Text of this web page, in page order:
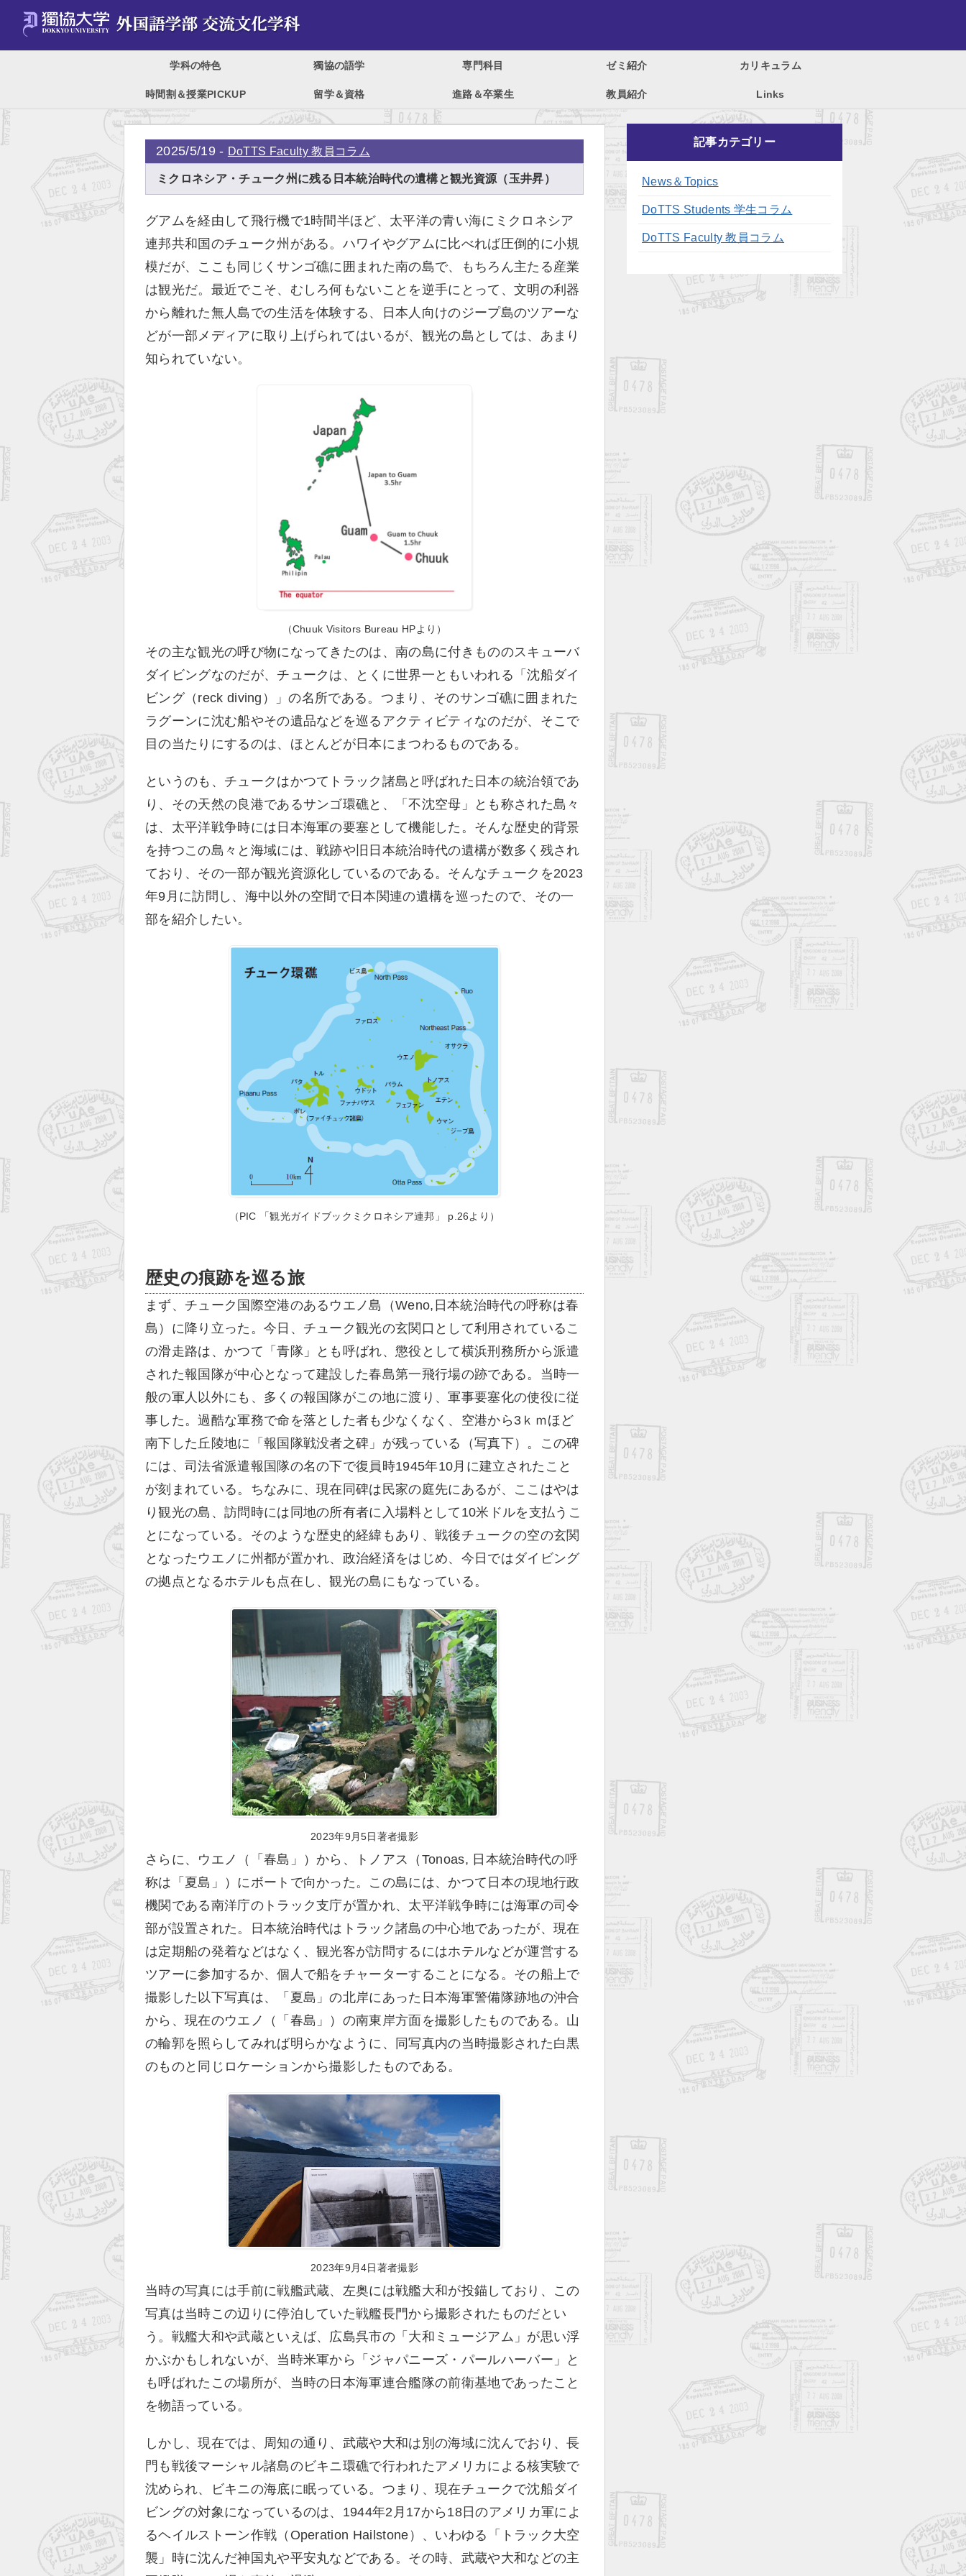
学科の特色 獨協の語学 専門科目 ゼミ紹介 カリキュラム
時間割＆授業PICKUP 留学＆資格 進路＆卒業生 教員紹介 Links
ホーム>DoTTS Faculty 教員コラム
2025/5/19 - DoTTS Faculty 教員コラム
ミクロネシア・チューク州に残る日本統治時代の遺構と観光資源（玉井昇）
グアムを経由して飛行機で1時間半ほど、太平洋の青い海にミクロネシア
連邦共和国のチューク州がある。ハワイやグアムに比べれば圧倒的に小規
模だが、ここも同じくサンゴ礁に囲まれた南の島で、もちろん主たる産業
は観光だ。最近でこそ、むしろ何もないことを逆手にとって、文明の利器
から離れた無人島での生活を体験する、日本人向けのジープ島のツアーな
どが一部メディアに取り上げられてはいるが、観光の島としては、あまり
知られていない。
（Chuuk Visitors Bureau HPより）
その主な観光の呼び物になってきたのは、南の島に付きもののスキューバ
ダイビングなのだが、チュークは、とくに世界一ともいわれる「沈船ダイ
ビング（reck diving）」の名所である。つまり、そのサンゴ礁に囲まれた
ラグーンに沈む船やその遺品などを巡るアクティビティなのだが、そこで
目の当たりにするのは、ほとんどが日本にまつわるものである。
というのも、チュークはかつてトラック諸島と呼ばれた日本の統治領であ
り、その天然の良港であるサンゴ環礁と、「不沈空母」とも称された島々
は、太平洋戦争時には日本海軍の要塞として機能した。そんな歴史的背景
を持つこの島々と海域には、戦跡や旧日本統治時代の遺構が数多く残され
ており、その一部が観光資源化しているのである。そんなチュークを2023
年9月に訪問し、海中以外の空間で日本関連の遺構を巡ったので、その一
部を紹介したい。
（PIC 「観光ガイドブックミクロネシア連邦」 p.26より）
歴史の痕跡を巡る旅
まず、チューク国際空港のあるウエノ島（Weno,日本統治時代の呼称は春
島）に降り立った。今日、チューク観光の玄関口として利用されているこ
の滑走路は、かつて「青隊」とも呼ばれ、懲役として横浜刑務所から派遣
された報国隊が中心となって建設した春島第一飛行場の跡である。当時一
般の軍人以外にも、多くの報国隊がこの地に渡り、軍事要塞化の使役に従
事した。過酷な軍務で命を落とした者も少なくなく、空港から3ｋｍほど
南下した丘陵地に「報国隊戦没者之碑」が残っている（写真下）。この碑
には、司法省派遣報国隊の名の下で復員時1945年10月に建立されたこと
が刻まれている。ちなみに、現在同碑は民家の庭先にあるが、ここはやは
り観光の島、訪問時には同地の所有者に入場料として10米ドルを支払うこ
とになっている。そのような歴史的経緯もあり、戦後チュークの空の玄関
となったウエノに州都が置かれ、政治経済をはじめ、今日ではダイビング
の拠点となるホテルも点在し、観光の島にもなっている。
2023年9月5日著者撮影
さらに、ウエノ（「春島」）から、トノアス（Tonoas, 日本統治時代の呼
称は「夏島」）にボートで向かった。この島には、かつて日本の現地行政
機関である南洋庁のトラック支庁が置かれ、太平洋戦争時には海軍の司令
部が設置された。日本統治時代はトラック諸島の中心地であったが、現在
は定期船の発着などはなく、観光客が訪問するにはホテルなどが運営する
ツアーに参加するか、個人で船をチャーターすることになる。その船上で
撮影した以下写真は、「夏島」の北岸にあった日本海軍警備隊跡地の沖合
から、現在のウエノ（「春島」）の南東岸方面を撮影したものである。山
の輪郭を照らしてみれば明らかなように、同写真内の当時撮影された白黒
のものと同じロケーションから撮影したものである。
2023年9月4日著者撮影
当時の写真には手前に戦艦武蔵、左奥には戦艦大和が投錨しており、この
写真は当時この辺りに停泊していた戦艦長門から撮影されたものだとい
う。戦艦大和や武蔵といえば、広島呉市の「大和ミュージアム」が思い浮
かぶかもしれないが、当時米軍から「ジャパニーズ・パールハーバー」と
も呼ばれたこの場所が、当時の日本海軍連合艦隊の前衛基地であったこと
を物語っている。
しかし、現在では、周知の通り、武蔵や大和は別の海域に沈んでおり、長
門も戦後マーシャル諸島のビキニ環礁で行われたアメリカによる核実験で
沈められ、ビキニの海底に眠っている。つまり、現在チュークで沈船ダイ
ビングの対象になっているのは、1944年2月17から18日のアメリカ軍によ
るヘイルストーン作戦（Operation Hailstone）、いわゆる「トラック大空
襲」時に沈んだ神国丸や平安丸などである。その時、武蔵や大和などの主
記事カテゴリー
News＆Topics
DoTTS Students 学生コラム
DoTTS Faculty 教員コラム